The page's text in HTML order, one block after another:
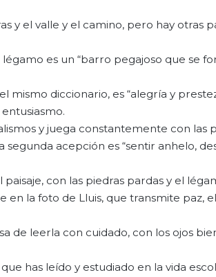
y el valle y el camino, pero hay otras
es un “barro pegajoso que se
mismo diccionario, es “alegría y
y juega constantemente con las
segunda acepción es “sentir anhelo,
con las piedras pardas y el
en la foto de Lluis, que transmite paz,
de leerla con cuidado, con los ojos
has leído y estudiado en la vida